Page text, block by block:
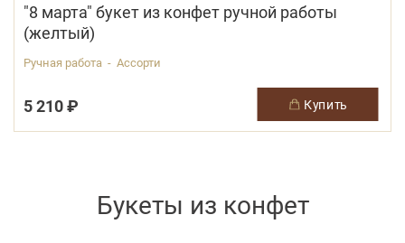
"8 марта" букет из конфет ручной работы
(желтый)
Ручная работа - Ассорти
5 210 ₽ купить
Букеты из конфет